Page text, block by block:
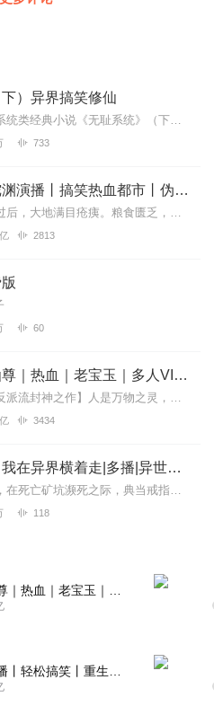
更新，可惜了
着就听不下去了， 这个声音很喜
说算个神书了 可惜断更了
论 可以 算是很不错的咯 虽然直接
的 十分的话 个人感觉听这二十集
错了
听一听到时候再评论一下
欢，主播也讲的很好。推荐书友
下）异界搞笑修仙
【内容简介】玄幻系统类经典小说《无耻系统》（下部）在钢铁高楼和车辆的串流中我穿越来到了异界，叮，系统开启，走上人生巅峰，众人膜拜！，一个浪的飞起的男人...
733
第九特区丨头陀渊演播丨搞笑热血都市丨伪戒丨VIP免费多人有声剧
【内容简介】灾变过后，大地满目疮痍。粮食匮乏，资源紧俏，局势混乱……一位从待规划区杀出来的青年，背对着漫天黄沙，孤身来到九区谋生，却不曾想偶然结识三五好友，一念...
2813
60
蛊真人｜大爱仙尊｜热血｜老宝玉｜多人VIP免费有声剧
内容简介【黑暗文反派流封神之作】人是万物之灵，蛊是天地真精。一个穿越者不断重生的故事。一个养蛊、炼蛊、用蛊的奇特世界。配音组（男角色）老宝玉旁白...
3434
开局神豪系统，我在异界横着走|多播|异世大陆|玄幻修真|爽文
被诬陷的杂役林玄，在死亡矿坑濒死之际，典当戒指获得10灵石，意外激活“神豪系统”——消费灵石即可瞬间变强、兑换万物！新手暴击获神功丹药，他反杀监工，震动宗门。...
118